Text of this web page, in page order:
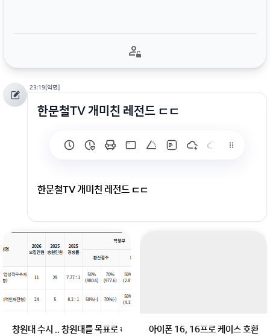
23:19[익명]
한문철TV 개미친 레전드 ㄷㄷ
한문철TV 개미친 레전드 ㄷㄷ
창원대 수시 .. 창원대를 목표로 하고 있는 09년생입니다 지금 제 내신이 5
아이폰 16, 16프로 케이스 호환